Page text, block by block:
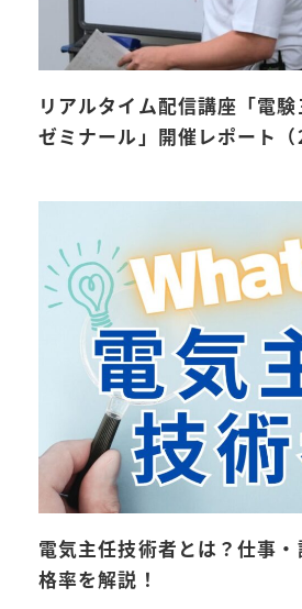
リアルタイム配信講座「電
ゼミナール」開催レポート
電気主任技術者とは？仕事
格率を解説！